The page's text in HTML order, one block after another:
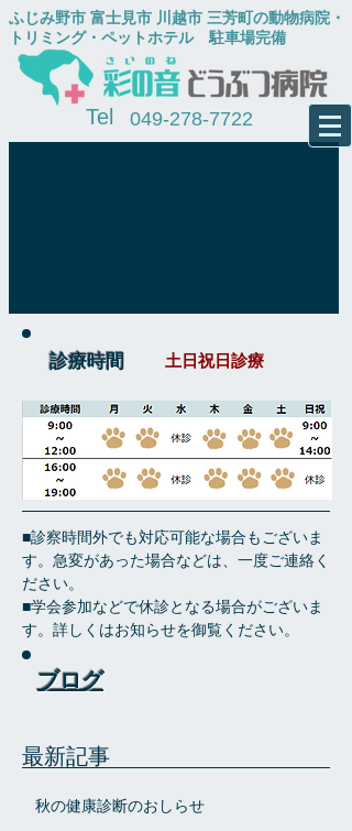
​ふじみ野市 富士見市 川越市 三芳町の動物病院・
トリミング・ペットホテル​ 駐車場完備
049-278-7722
Tel
診療時間 土日祝日診療
■診察時間外でも対応可能な場合もございま
す。急変があった場合などは、一度ご連絡く
ださい。
■学会参加などで休診となる場合がございま
す。詳しくはお知らせを御覧ください。
ブログ
最新記事
秋の健康診断のおしらせ